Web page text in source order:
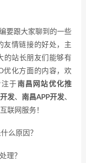
要跟大家聊到的一些
友情链接的好处，主
的站长朋友们能够有
优化方面的内容，欢
于 南昌网站优化推
发、 南昌APP开发、
联网服务！
什么原因？
理？